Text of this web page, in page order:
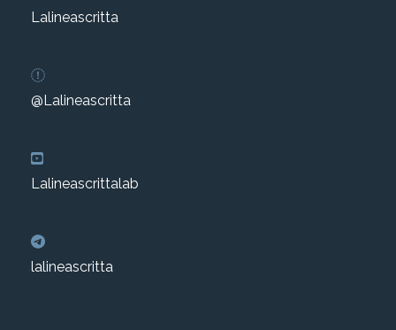
Lalineascritta
@Lalineascritta
Lalineascrittalab
lalineascritta